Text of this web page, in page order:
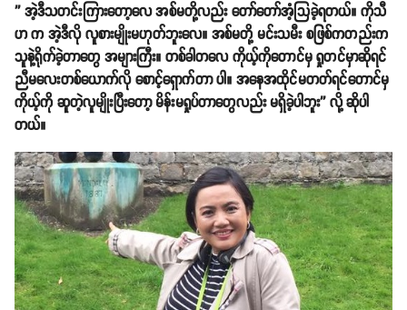
'' အဲ့ဒီသတင်းကြားတော့လေ အစ်မတို့လည်း တော်တော်အံ့သြခဲ့ရတယ်။ ကိုသီ
ဟ က အဲ့ဒီလို လူစားမျိုးမဟုတ်ဘူးလေ။ အစ်မတို့ မင်းသမီး စဖြစ်ကတည်းက
သူနဲ့ရိုက်ခဲ့တာတွေ အများကြီး။ တစ်ခါတလေ ကိုယ့်ကိုတောင်မှ ရှုတင်မှာဆိုရင်
ညီမလေးတစ်ယောက်လို စောင့်ရှောက်တာ ပါ။ အနေအထိုင်မတတ်ရင်တောင်မှ
ကိုယ့်ကို ဆူတဲ့လူမျိုးပြီးတော့ မိန်းမရှုပ်တာတွေလည်း မရှိခဲ့ပါဘူး'' လို့ ဆိုပါ
တယ်။